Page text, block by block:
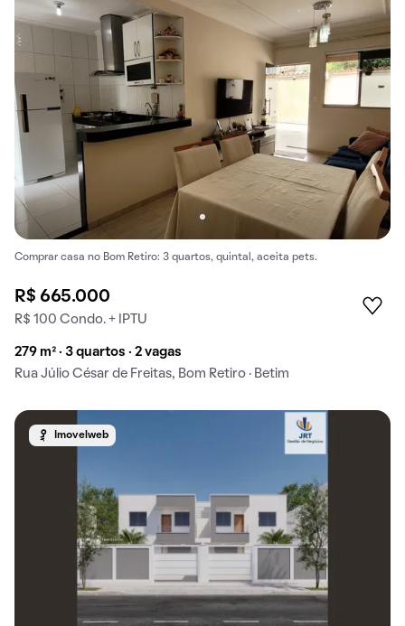
Comprar casa no Bom Retiro: 3 quartos, quintal, aceita pets.
R$ 665.000
R$ 100 Condo. + IPTU
279 m² · 3 quartos · 2 vagas
Rua Júlio César de Freitas, Bom Retiro · Betim
Imovelweb